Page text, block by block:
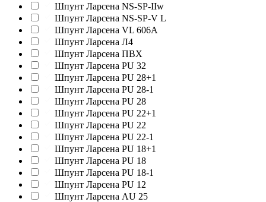
Шпунт Ларсена NS-SP-IIw
Шпунт Ларсена NS-SP-V L
Шпунт Ларсена VL 606A
Шпунт Ларсена Л4
Шпунт Ларсена ПВХ
Шпунт Ларсена PU 32
Шпунт Ларсена PU 28+1
Шпунт Ларсена PU 28-1
Шпунт Ларсена PU 28
Шпунт Ларсена PU 22+1
Шпунт Ларсена PU 22
Шпунт Ларсена PU 22-1
Шпунт Ларсена PU 18+1
Шпунт Ларсена PU 18
Шпунт Ларсена PU 18-1
Шпунт Ларсена PU 12
Шпунт Ларсена AU 25